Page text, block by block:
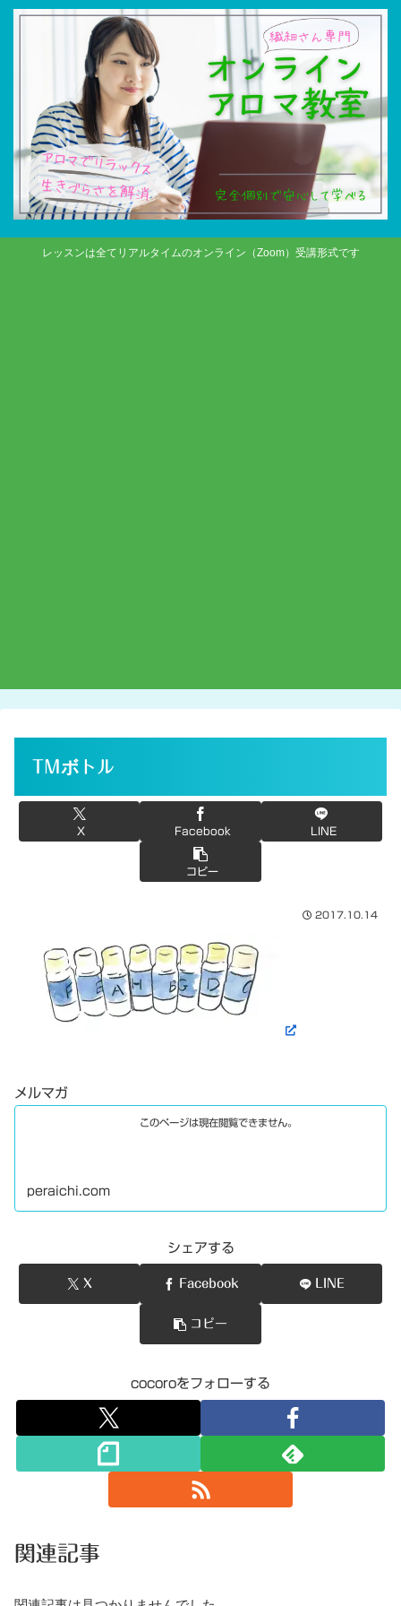
レッスンは全てリアルタイムのオンライン（Zoom）受講形式です
TMボトル
X Facebook LINE
コピー
2017.10.14
メルマガ
このページは現在閲覧できません。
peraichi.com
シェアする
X Facebook LINE
コピー
cocoroをフォローする
関連記事